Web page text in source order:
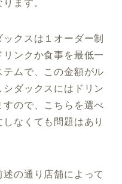
ます。
クスは１オーダー制
ンクか食事を最低一
ムで、この金額がル
ダックスにはドリン
ので、こちらを選べ
なくても問題はあり
の通り店舗によって